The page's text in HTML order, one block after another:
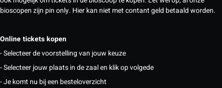
bioscopen zijn pin only. Hier kan niet met contant geld betaald worden.
Online tickets kopen
- Selecteer de voorstelling van jouw keuze
- Selecteer jouw plaats in de zaal en klik op volgede
- Je komt nu bij een besteloverzicht